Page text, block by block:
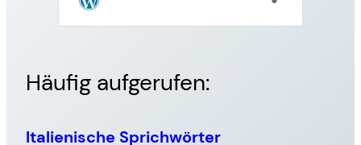
Häufig aufgerufen: